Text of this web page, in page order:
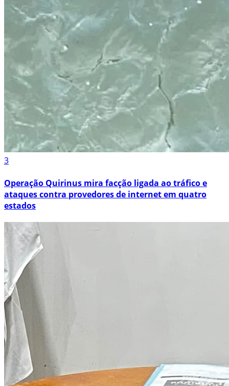
3
Operação Quirinus mira facção ligada ao tráfico e
ataques contra provedores de internet em quatro
estados